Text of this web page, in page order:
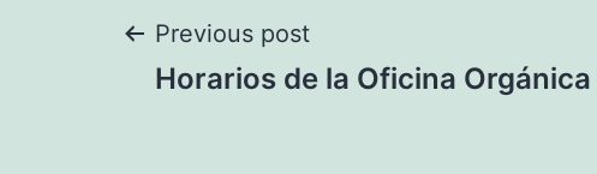
Navegación
Previous post
Horarios de la Oficina Orgánica